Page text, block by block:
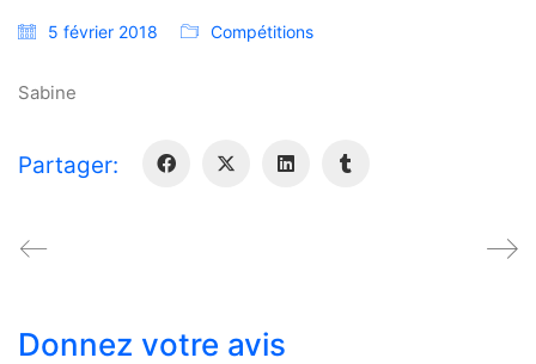
5 février 2018 Compétitions
Sabine
Partager:
Donnez votre avis